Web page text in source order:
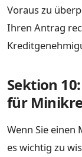
Voraus zu
Ihren Antrag
Sektion
für
Wenn Sie
es wichtig zu